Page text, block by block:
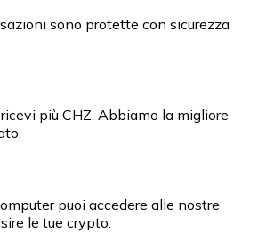
sono protette con sicurezza
più CHZ. Abbiamo la migliore
puoi accedere alle nostre
le tue crypto.